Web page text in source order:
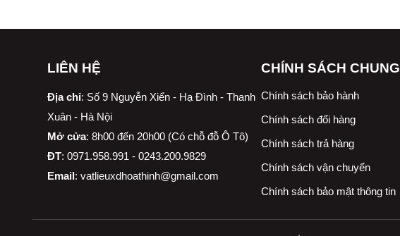
LIÊN HỆ
Địa chỉ: Số 9 Nguyễn Xiển - Hạ Đình - Thanh
Xuân - Hà Nội
Mở cửa: 8h00 đến 20h00 (Có chỗ đỗ Ô Tô)
ĐT: 0971.958.991 - 0243.200.9829
Email: vatlieuxdhoathinh@gmail.com
CHÍNH SÁCH CHUNG
Chính sách bảo hành
Chính sách đổi hàng
Chính sách trả hàng
Chính sách vận chuyển
Chính sách bảo mật thông tin